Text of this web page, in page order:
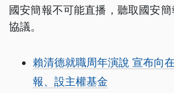
國安簡報不可能直播，聽取國安
協議。
賴清德就職周年演說 宣布向
報、設主權基金